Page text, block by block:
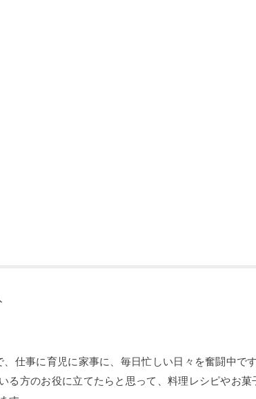
、仕事に育児に家事に、毎日忙しい日々を奮闘中で
る方のお役に立てたらと思って、料理レシピやお菓